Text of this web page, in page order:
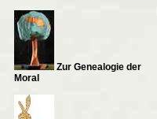
Zur Genealogie der
Moral